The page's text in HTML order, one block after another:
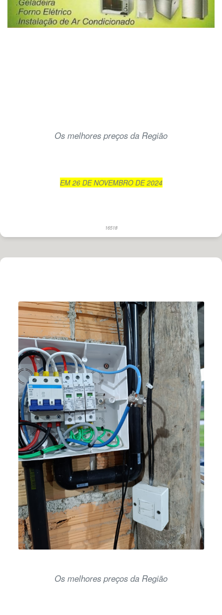
Os melhores preços da Região
EM 26 DE NOVEMBRO DE 2024
16518
Os melhores preços da Região